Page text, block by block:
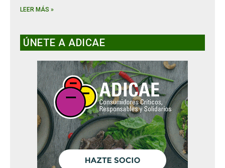
LEER MÁS »
ÚNETE A ADICAE